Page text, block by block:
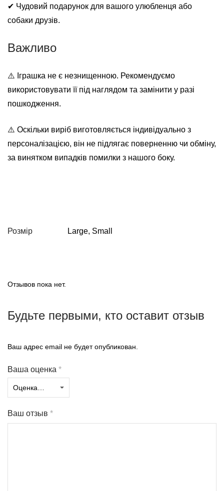
✔ Чудовий подарунок для вашого улюбленця або
собаки друзів.
Важливо
⚠️ Іграшка не є незнищенною. Рекомендуємо
використовувати її під наглядом та замінити у разі
пошкодження.
⚠️ Оскільки виріб виготовляється індивідуально з
персоналізацією, він не підлягає поверненню чи обміну,
за винятком випадків помилки з нашого боку.
Розмір Large, Small
Отзывов пока нет.
Будьте первыми, кто оставит отзыв
Ваш адрес email не будет опубликован.
Ваша оценка *
Ваш отзыв *